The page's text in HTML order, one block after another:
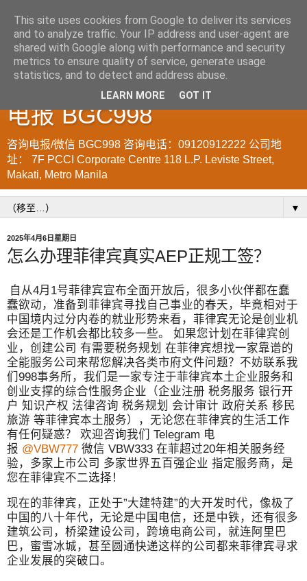
菲律宾998VISA移民公司
WWW.SRRV.DE 咨询微信/
电报 BGC998
咨询电报/微信 BGC998 咨询电话：09120912222 公司地
址： 7F PCCI Corporate Centre 118 L.P. Leviste Street,
Makati, Metro Manila
▼
2025年4月6日星期日
怎么办理菲律宾真实AEP正规工签？
自从4月1号菲律宾宣布全面开放后，很多小伙伴都在蠢
蠢欲动，准备到菲律宾寻找自己事业的春天，毕竟相对于
中国境内过分内卷的就业形势来看，菲律宾无论是创业机
会还是工作机会都比较多一些。 如果您计划在菲律宾创
业，创建公司 有需要税务规划 在菲律宾想找一家靠谱的
全能服务公司来帮您解决各类市府文件问题？不妨联系我
们998事务所，我们是一家专注于菲律宾本土企业服务和
创业支撑的综合性服务企业（企业注册 税务服务 银行开
户 知识产权 法律咨询 税务规划 会计审计 政府关系 移民
旅游 等菲律宾本土服务），无论您在菲律宾的生活工作
有任何疑惑？ 欢迎咨询我们 Telegram 电
报 @VBW777 微信 VBW333 在菲超过20年相关服务经
验，多家上市公司 多家世界五百强企业 指定服务商，是
您在菲律宾不二选择！
现在的菲律宾，正处于”大建特建”的大开发时代，像极了
中国的八十年代，无论是中国电信，还是中铁，还有很多
建筑公司，桥梁建设公司，跨境电商公司，就连阿里巴
巴，蜜雪冰城，甚至圆通快递这样的公司都来菲律宾寻求
企业发展的突破口。
This site uses cookies from Google to deliver its services
and to analyze traffic. Your IP address and user-agent are
shared with Google along with performance and security
metrics to ensure quality of service, generate usage
statistics, and to detect and address abuse.
LEARN MORE GOT IT